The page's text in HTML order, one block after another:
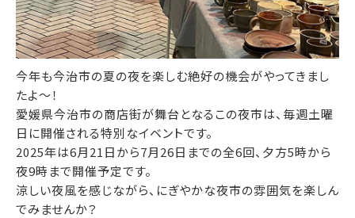
今年も今治市の夏の夜を楽しむ絶好の機会がやってきまし
たよ～！
愛媛県今治市の商店街が舞台となるこの夜市は、毎週土曜
日に開催される特別なイベントです。
2025年は6月21日から7月26日までの全6回、夕方5時から
夜9時まで開催予定です。
涼しい夜風を感じながら、にぎやかな夜市の雰囲気を楽しん
でみませんか？